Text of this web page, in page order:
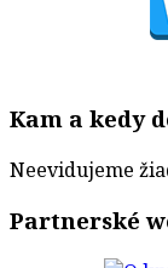
Kam a kedy
Neevidujeme
Partnerské